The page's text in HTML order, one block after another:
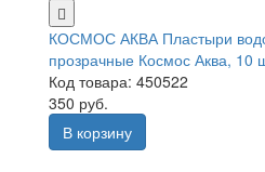
КОСМОС АКВА Пластыри
прозрачные Космос Аква, 10
Код товара: 450522
350 руб.
В корзину